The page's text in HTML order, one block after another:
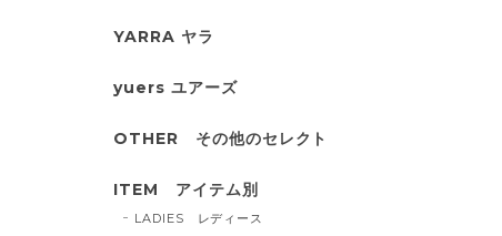
YARRA ヤラ
yuers ユアーズ
OTHER その他のセレクト
ITEM アイテム別
LADIES レディース